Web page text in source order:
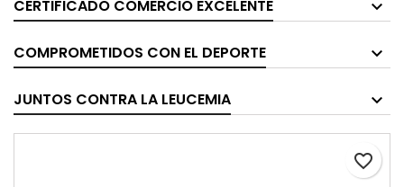
CERTIFICADO COMERCIO EXCELENTE
COMPROMETIDOS CON EL DEPORTE
JUNTOS CONTRA LA LEUCEMIA
favorite_border